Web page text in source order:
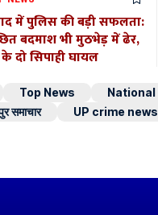
में पुलिस की बड़ी सफलता:
बदमाश भी मुठभेड़ में ढेर,
दो सिपाही घायल
Top News National
समाचार UP crime news